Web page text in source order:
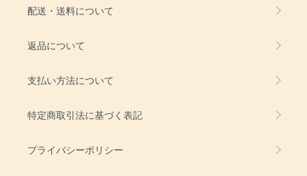
配送・送料について
返品について
支払い方法について
特定商取引法に基づく表記
プライバシーポリシー